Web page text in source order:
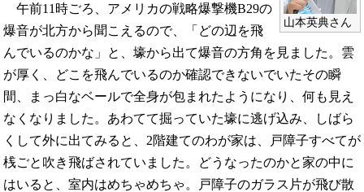
山本英典さん
午前11時ごろ、アメリカの戦略爆撃機B29の
爆音が北方から聞こえるので、「どの辺を飛
んでいるのかな」と、壕から出て爆音の方角を見ました。雲
が厚く、どこを飛んでいるのか確認できないでいたその瞬
間、まっ白なベールで全身が包まれたようになり、何も見え
なくなりました。あわてて掘っていた壕に逃げ込み、しばら
くして外に出てみると、2階建てのわが家は、戸障子すべてが
桟ごと吹き飛ばされていました。どうなったのかと家の中に
はいると、室内はめちゃめちゃ。戸障子のガラス片が飛び散